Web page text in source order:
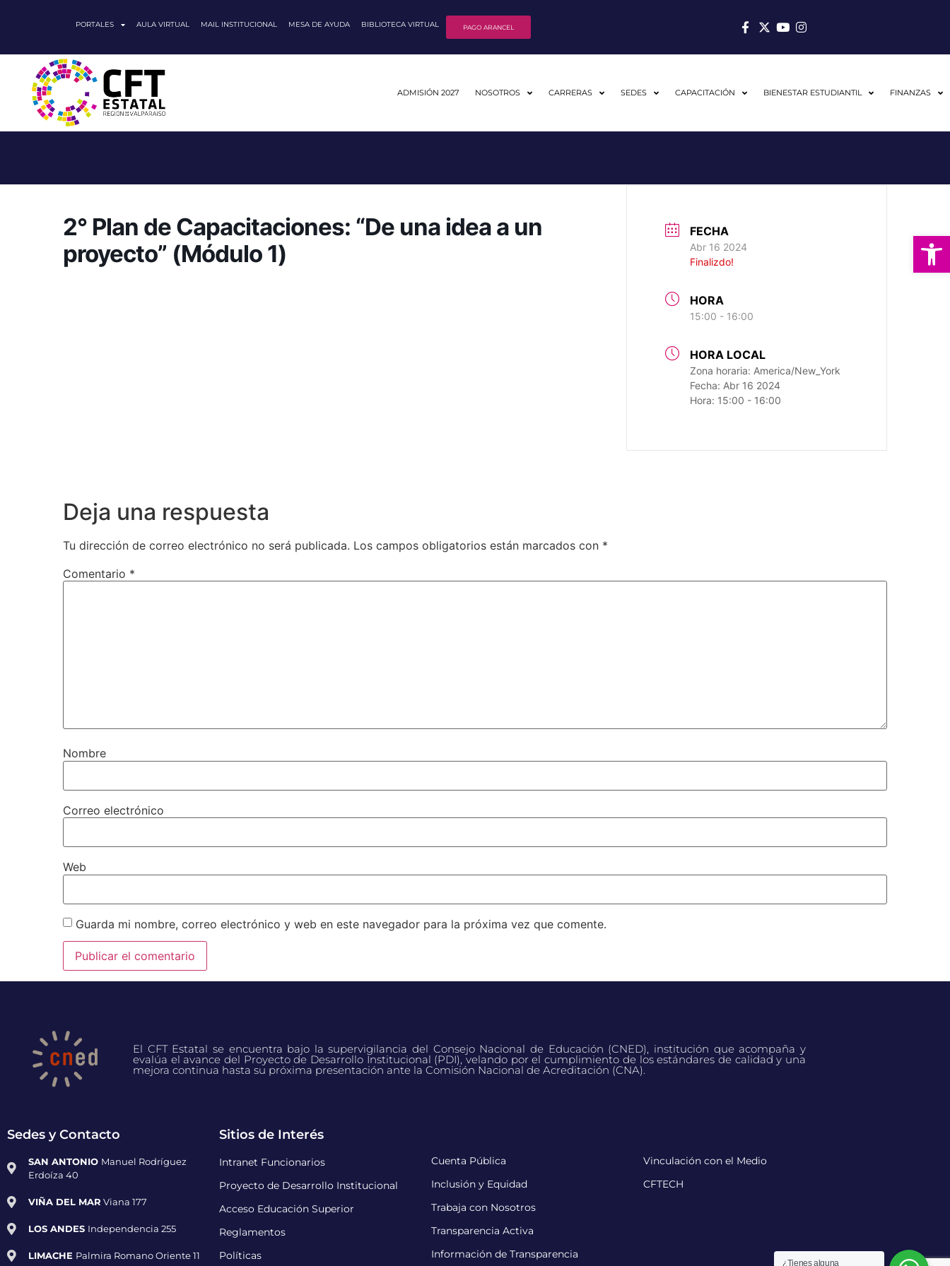
Abrir
PORTALES AULA VIRTUAL MAIL INSTITUCIONAL MESA DE AYUDA BIBLIOTECA VIRTUAL PAGO ARANCEL
ADMISIÓN 2027 NOSOTROS CARRERAS SEDES CAPACITACIÓN BIENESTAR ESTUDIANTIL FINANZAS
2° Plan de Capacitaciones: “De una idea a un
proyecto” (Módulo 1)
FECHA
Abr 16 2024
Finalizdo!
HORA
15:00 - 16:00
HORA LOCAL
Zona horaria: America/New_York
Fecha: Abr 16 2024
Hora: 15:00 - 16:00
Deja una respuesta
Tu dirección de correo electrónico no será publicada. Los campos obligatorios están marcados con *
Comentario *
Nombre
Correo electrónico
Web
Guarda mi nombre, correo electrónico y web en este navegador para la próxima vez que comente.
El CFT Estatal se encuentra bajo la supervigilancia del Consejo Nacional de Educación (CNED), institución que acompaña y
evalúa el avance del Proyecto de Desarrollo Institucional (PDI), velando por el cumplimiento de los estándares de calidad y una
mejora continua hasta su próxima presentación ante la Comisión Nacional de Acreditación (CNA).
Sedes y Contacto
SAN ANTONIO Manuel Rodríguez
Erdoíza 40
VIÑA DEL MAR Viana 177
LOS ANDES Independencia 255
LIMACHE Palmira Romano Oriente 11
Sitios de Interés
Intranet Funcionarios
Proyecto de Desarrollo Institucional
Acceso Educación Superior
Reglamentos
Políticas
Cuenta Pública
Inclusión y Equidad
Trabaja con Nosotros
Transparencia Activa
Información de Transparencia
Vinculación con el Medio
CFTECH
¿Tienes alguna